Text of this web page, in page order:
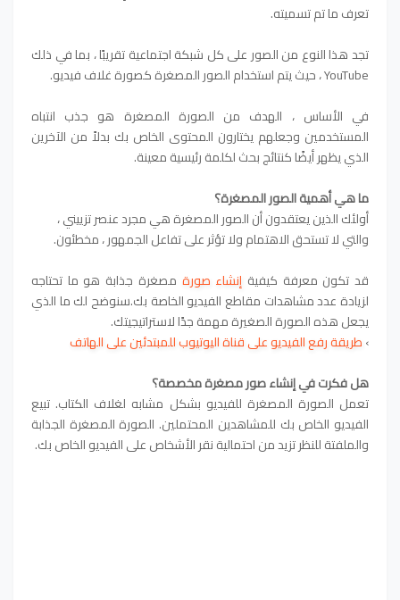
تعرف ما تم تسميته.
تجد هذا النوع من الصور على كل شبكة اجتماعية تقريبًا ، بما في ذلك
YouTube ، حيث يتم استخدام الصور المصغرة كصورة غلاف فيديو.
في الأساس ، الهدف من الصورة المصغرة هو جذب انتباه
المستخدمين وجعلهم يختارون المحتوى الخاص بك بدلاً من الآخرين
الذي يظهر أيضًا كنتائج بحث لكلمة رئيسية معينة.
ما هي أهمية الصور المصغرة؟
أولئك الذين يعتقدون أن الصور المصغرة هي مجرد عنصر تزييني ،
والتي لا تستحق الاهتمام ولا تؤثر على تفاعل الجمهور ، مخطئون.
قد تكون معرفة كيفية إنشاء صورة مصغرة جذابة هو ما تحتاجه
لزيادة عدد مشاهدات مقاطع الفيديو الخاصة بك.سنوضح لك ما الذي
يجعل هذه الصورة الصغيرة مهمة جدًا لاستراتيجيتك.
›طريقة رفع الفيديو على قناة اليوتيوب للمبتدئين على الهاتف
هل فكرت في إنشاء صور مصغرة مخصصة؟
تعمل الصورة المصغرة للفيديو بشكل مشابه لغلاف الكتاب. تبيع
الفيديو الخاص بك للمشاهدين المحتملين. الصورة المصغرة الجذابة
والملفتة للنظر تزيد من احتمالية نقر الأشخاص على الفيديو الخاص بك.